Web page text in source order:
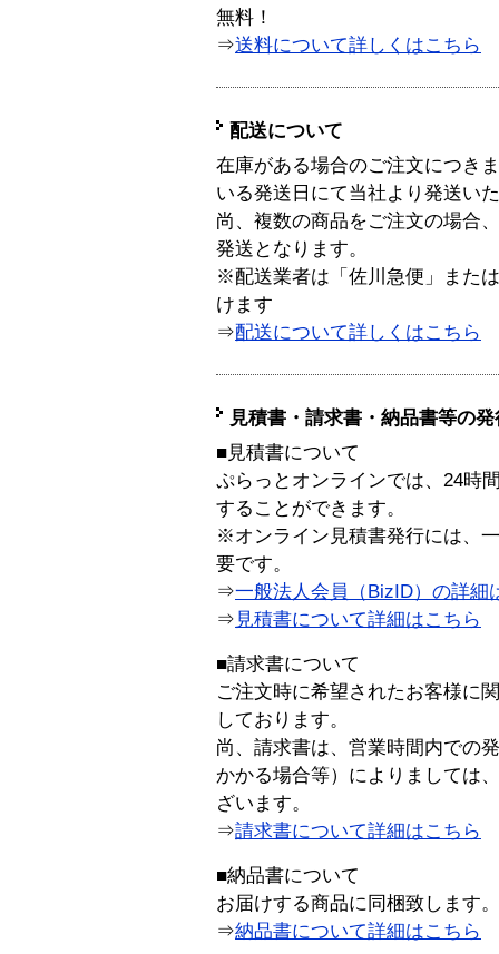
無料！
⇒送料について詳しくはこちら
配送について
在庫がある場合のご注文につき
いる発送日にて当社より発送い
尚、複数の商品をご注文の場合
発送となります。
※配送業者は「佐川急便」また
けます
⇒配送について詳しくはこちら
見積書・請求書・納品書等の
■見積書について
ぷらっとオンラインでは、24時
することができます。
※オンライン見積書発行には、
要です。
⇒一般法人会員（BizID）の詳細
⇒ 見積書について詳細はこちら
■請求書について
ご注文時に希望されたお客様に
しております。
尚、請求書は、営業時間内での
かかる場合等）によりましては
ざいます。
⇒請求書について詳細はこちら
■納品書について
お届けする商品に同梱致します。
⇒納品書について詳細はこちら